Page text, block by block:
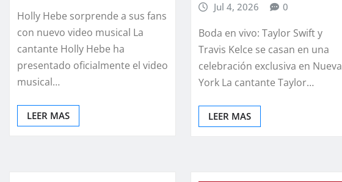
Holly Hebe sorprende a sus fans
con nuevo video musical La
cantante Holly Hebe ha
presentado oficialmente el video
musical…
LEER MAS
Jul 4, 2026 0
Boda en vivo: Taylor Swift y
Travis Kelce se casan en una
celebración exclusiva en Nueva
York La cantante Taylor…
LEER MAS